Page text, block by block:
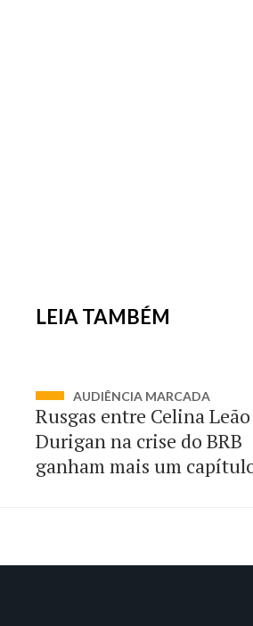
LEIA TAMBÉM
AUDIÊNCIA MARCADA
Rusgas entre Celina
Durigan na crise do BRB
ganham mais um